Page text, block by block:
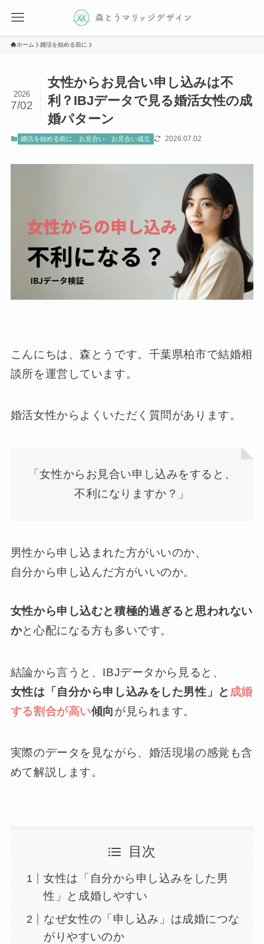
ホーム 婚活を始める前に
女性からお見合い申し込みは不
利？IBJデータで見る婚活女性の成
婚パターン
2026
7/02
婚活を始める前に お見合い お見合い成立 2026.07.02
こんにちは、森とうです。千葉県柏市で結婚相
談所を運営しています。
婚活女性からよくいただく質問があります。
「女性からお見合い申し込みをすると、
不利になりますか？」
男性から申し込まれた方がいいのか、
自分から申し込んだ方がいいのか。
女性から申し込むと積極的過ぎると思われない
かと心配になる方も多いです。
結論から言うと、IBJデータから見ると、
女性は「自分から申し込みをした男性」と 成婚
する割合が高い傾向が見られます。
実際のデータを見ながら、婚活現場の感覚も含
めて解説します。
目次
女性は「自分から申し込みをした男
性」と成婚しやすい
なぜ女性の「申し込み」は成婚につな
がりやすいのか